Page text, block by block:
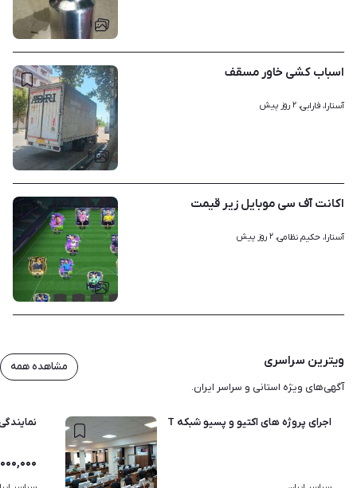
۱
۲
اسباب کشی خاور مسقف
آستارا، فارابی، ۲ روز پیش
۳
اکانت آف سی موبایل زیر قیمت
آستارا، حکیم نظامی، ۲ روز پیش
ویترین سراسری
آگهی‌های ویژه استانی و سراسر ایران.
مشاهده همه
اجرای پروژه های اکتیو و پسیو شبکه IT